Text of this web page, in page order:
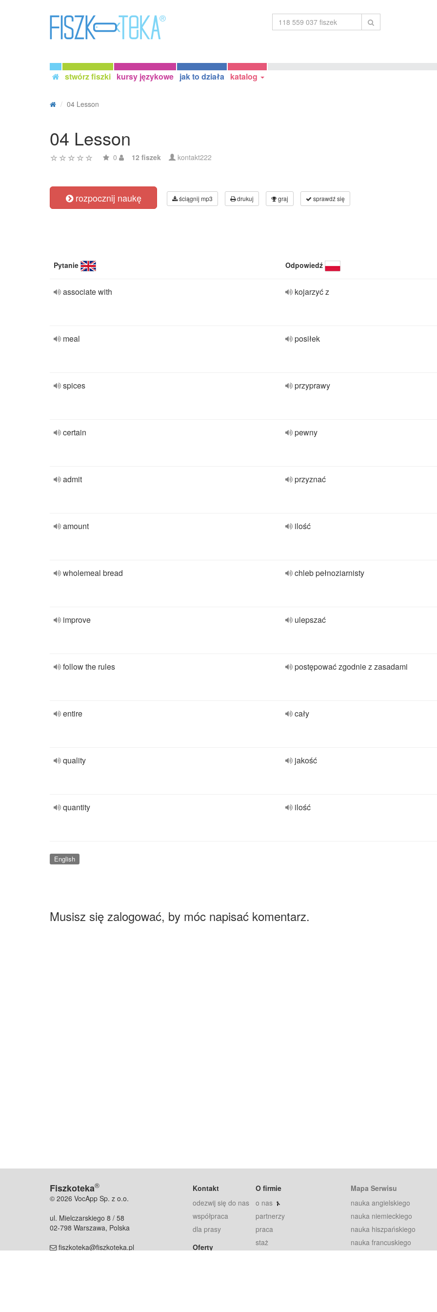
stwórz fiszki kursy językowe jak to działa katalog
04 Lesson
04 Lesson
0 12 fiszek kontakt222
rozpocznij naukę ściągnij mp3 drukuj graj sprawdź się
Pytanie Odpowiedź
associate with kojarzyć z
meal posiłek
spices przyprawy
certain pewny
admit przyznać
amount ilość
wholemeal bread chleb pełnoziarnisty
improve ulepszać
follow the rules postępować zgodnie z zasadami
entire cały
quality jakość
quantity ilość
English
Musisz się zalogować, by móc napisać komentarz.
Fiszkoteka®
© 2026 VocApp Sp. z o.o.
ul. Mielczarskiego 8 / 58
02-798 Warszawa, Polska
fiszkoteka@fiszkoteka.pl
Kontakt
odezwij się do nas
współpraca
dla prasy
Oferty
O firmie
o nas
partnerzy
praca
staż
Mapa Serwisu
nauka angielskiego
nauka niemieckiego
nauka hiszpańskiego
nauka francuskiego